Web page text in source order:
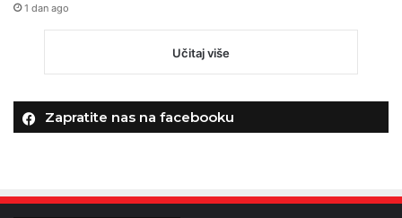
1 dan ago
Učitaj više
Zapratite nas na facebooku